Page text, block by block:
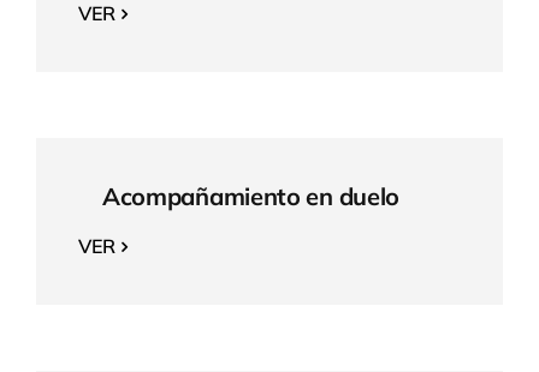
VER
Acompañamiento en duelo
VER